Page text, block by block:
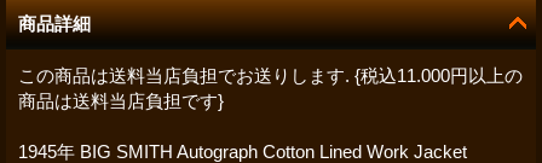
商品詳細
この商品は送料当店負担でお送りします. {税込11.000円以上の
商品は送料当店負担です}
1945年 BIG SMITH Autograph Cotton Lined Work Jacket